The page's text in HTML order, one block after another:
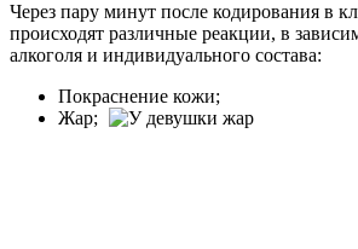
Через пару минут после кодирования в
происходят различные реакции, в
алкоголя и индивидуального состава:
Покраснение кожи;
Жар;